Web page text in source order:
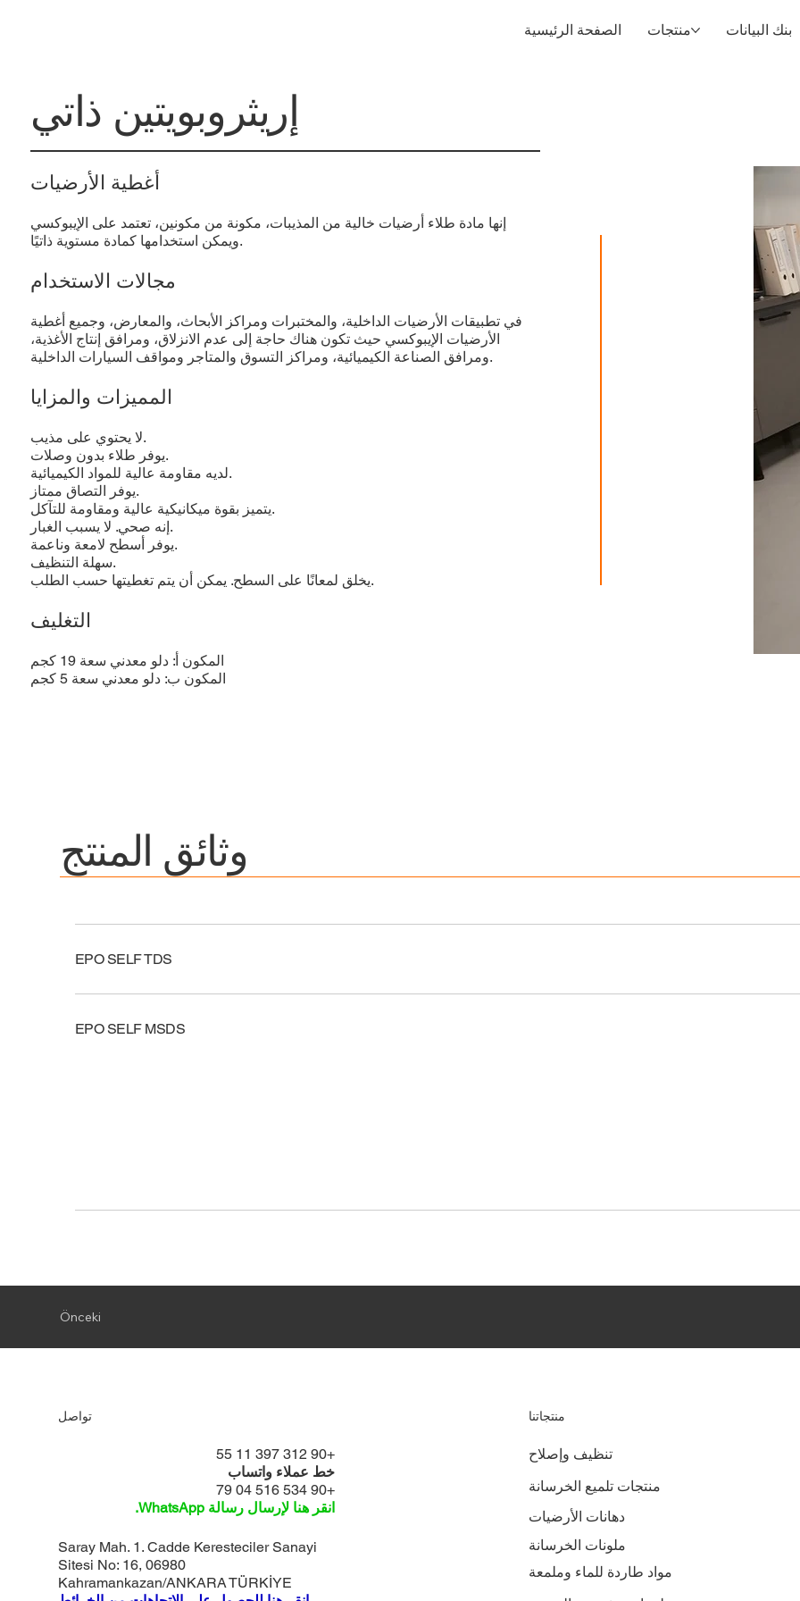
الصفحة الرئيسية منتجات بنك البيانات
EPO SELF TDS
EPO SELF MSDS
إريثروبويتين ذاتي
أغطية الأرضيات
إنها مادة طلاء أرضيات خالية من المذيبات، مكونة من مكونين، تعتمد على الإيبوكسي
ويمكن استخدامها كمادة مستوية ذاتيًا.
مجالات الاستخدام
في تطبيقات الأرضيات الداخلية، والمختبرات ومراكز الأبحاث، والمعارض، وجميع أغطية
الأرضيات الإيبوكسي حيث تكون هناك حاجة إلى عدم الانزلاق، ومرافق إنتاج الأغذية،
ومرافق الصناعة الكيميائية، ومراكز التسوق والمتاجر ومواقف السيارات الداخلية.
المميزات والمزايا
لا يحتوي على مذيب.
يوفر طلاء بدون وصلات.
لديه مقاومة عالية للمواد الكيميائية.
يوفر التصاق ممتاز.
يتميز بقوة ميكانيكية عالية ومقاومة للتآكل.
إنه صحي. لا يسبب الغبار.
يوفر أسطح لامعة وناعمة.
سهلة التنظيف.
يخلق لمعانًا على السطح. يمكن أن يتم تغطيتها حسب الطلب.
التغليف
المكون أ: دلو معدني سعة 19 كجم
المكون ب: دلو معدني سعة 5 كجم
وثائق المنتج
Önceki
تواصل
+90 312 397 11 55
خط عملاء واتساب
+90 534 516 04 79
انقر هنا لإرسال رسالة WhatsApp.
Saray Mah. 1. Cadde Keresteciler Sanayi
Sitesi No: 16, 06980
Kahramankazan/ANKARA TÜRKİYE
منتجاتنا
تنظيف وإصلاح
منتجات تلميع الخرسانة
دهانات الأرضيات
ملونات الخرسانة
مواد طاردة للماء وملمعة